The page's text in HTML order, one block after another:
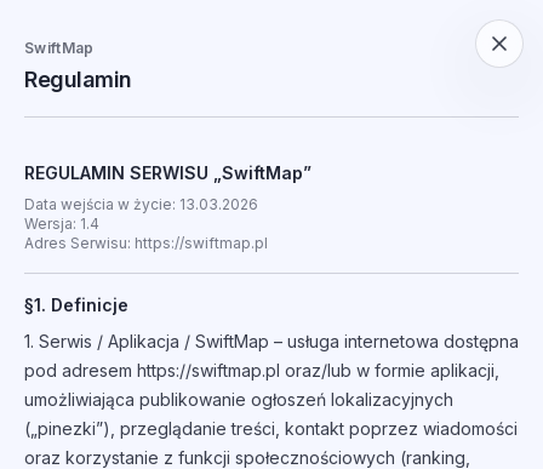
SwiftMap
Regulamin
REGULAMIN SERWISU „SwiftMap”
Data wejścia w życie: 13.03.2026
Wersja: 1.4
Adres Serwisu: https://swiftmap.pl
§1. Definicje
1. Serwis / Aplikacja / SwiftMap – usługa internetowa dostępna
pod adresem https://swiftmap.pl oraz/lub w formie aplikacji,
umożliwiająca publikowanie ogłoszeń lokalizacyjnych
(„pinezki”), przeglądanie treści, kontakt poprzez wiadomości
oraz korzystanie z funkcji społecznościowych (ranking,